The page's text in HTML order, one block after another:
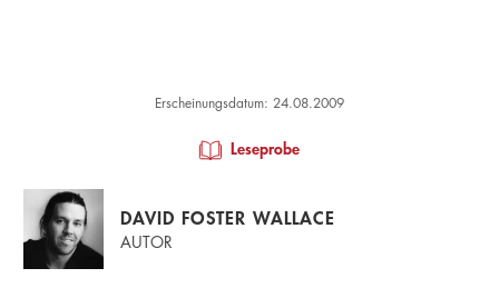
Erscheinungsdatum: 24.08.2009
Leseprobe
DAVID FOSTER WALLACE
AUTOR